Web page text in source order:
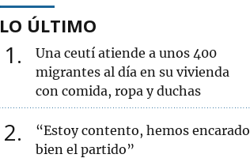
LO ÚLTIMO
1
Una ceutí atiende a unos 400
migrantes al día en su vivienda
con comida, ropa y duchas
2
“Estoy contento, hemos encarado
bien el partido”